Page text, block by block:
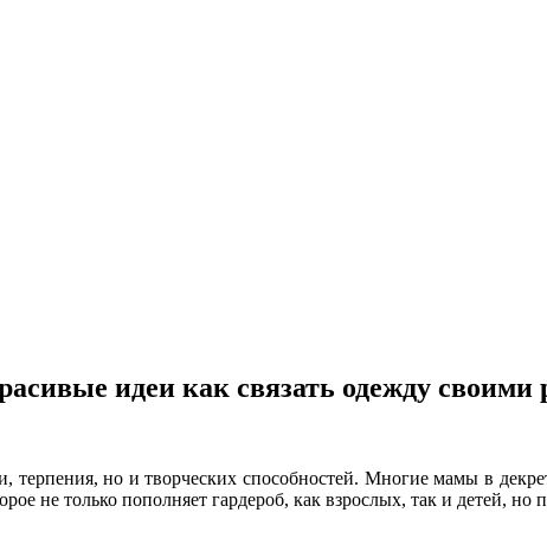
идеи как связать одежду своими
терпения, но и творческих способностей. Многие мамы в
не только пополняет гардероб, как взрослых, так и детей,